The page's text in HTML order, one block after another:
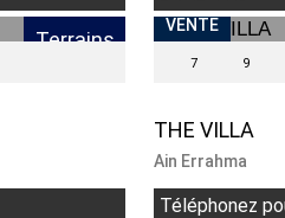
Terrains
VENTE
7 9
THE VILLA
Ain Errahma
Téléphonez